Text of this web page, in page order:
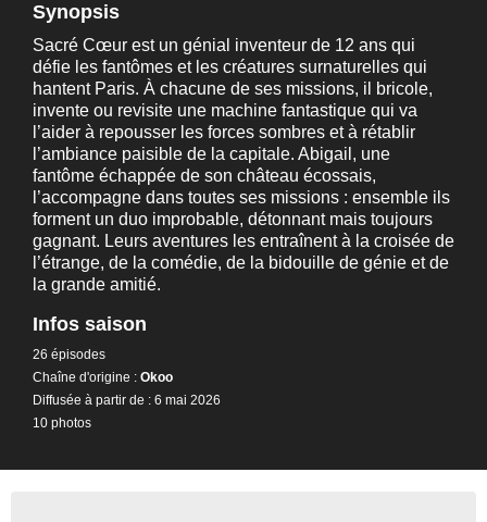
Synopsis
Sacré Cœur est un génial inventeur de 12 ans qui
défie les fantômes et les créatures surnaturelles qui
hantent Paris. À chacune de ses missions, il bricole,
invente ou revisite une machine fantastique qui va
l’aider à repousser les forces sombres et à rétablir
l’ambiance paisible de la capitale. Abigail, une
fantôme échappée de son château écossais,
l’accompagne dans toutes ses missions : ensemble ils
forment un duo improbable, détonnant mais toujours
gagnant. Leurs aventures les entraînent à la croisée de
l’étrange, de la comédie, de la bidouille de génie et de
la grande amitié.
Infos saison
26 épisodes
Chaîne d'origine : Okoo
Diffusée à partir de : 6 mai 2026
10 photos